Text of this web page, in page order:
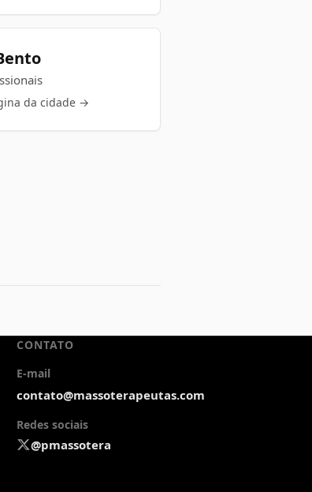
da cidade →
CONTATO
E-mail
contato@massoterapeutas.com
Redes sociais
@pmassotera